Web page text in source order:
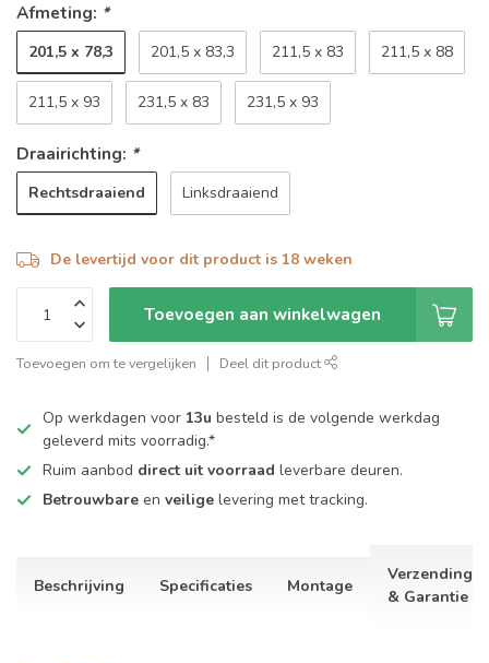
Afmeting: *
201,5 x 78,3 201,5 x 83,3 211,5 x 83 211,5 x 88
211,5 x 93 231,5 x 83 231,5 x 93
Draairichting: *
Rechtsdraaiend Linksdraaiend
De levertijd voor dit product is 18 weken
Toevoegen aan winkelwagen
Toevoegen om te vergelijken Deel dit product
Op werkdagen voor 13u besteld is de volgende werkdag
geleverd mits voorradig.*
Ruim aanbod direct uit voorraad leverbare deuren.
Betrouwbare en veilige levering met tracking.
Beschrijving Specificaties Montage
Verzending
& Garantie